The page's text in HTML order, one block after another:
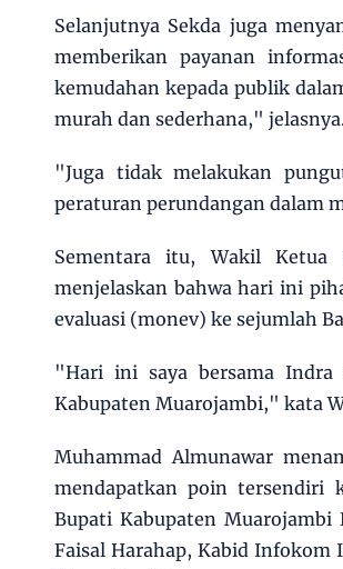
Selanjutnya Sekda juga
memberikan payanan
kemudahan kepada publik
murah dan sederhana,"
"Juga tidak melakukan
peraturan perundangan dalam
Sementara itu, Wakil Ketua
menjelaskan bahwa hari ini
evaluasi (monev) ke sejumlah
"Hari ini saya bersama Indra
Kabupaten Muarojambi," kata
Muhammad Almunawar
mendapatkan poin tersendiri
Bupati Kabupaten Muarojambi
Faisal Harahap, Kabid Infokom